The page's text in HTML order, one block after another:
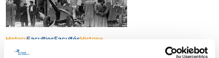
HistoryFacultiesFacultésHistoire
Histoire : interventions médiatiques de Tiphaine Robert